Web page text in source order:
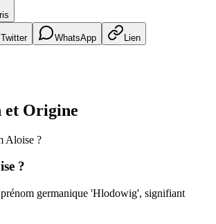
Twitter WhatsApp Lien
et Origine
Aloise ?
?
germanique 'Hlodowig', signifiant